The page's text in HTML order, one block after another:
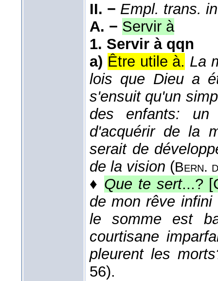
II. − Empl. trans.
A. − Servir à
1. Servir à qqn
a) Être utile à. La
lois que Dieu a
s'ensuit qu'un
des enfants:
d'acquérir de la
serait de
de la vision (Bern.
♦ Que te sert...?
de mon rêve
le somme est
courtisane
pleurent les
56).